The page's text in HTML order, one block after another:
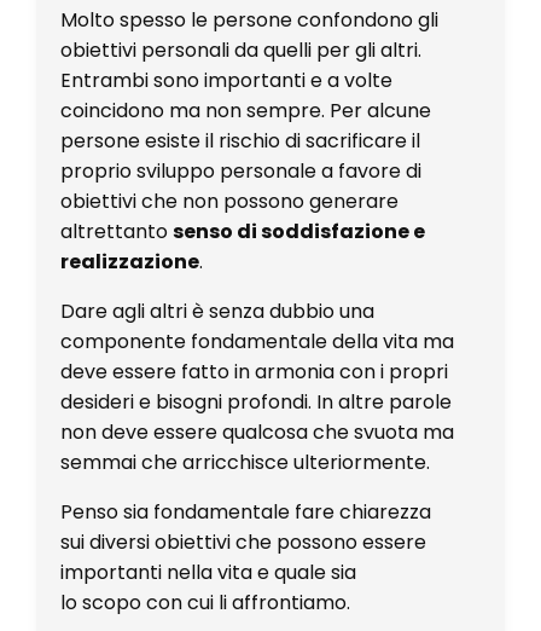
Molto spesso le persone confondono gli
obiettivi personali da quelli per gli altri.
Entrambi sono importanti e a volte
coincidono ma non sempre. Per alcune
persone esiste il rischio di sacrificare il
proprio sviluppo personale a favore di
obiettivi che non possono generare
altrettantosenso di soddisfazione e
realizzazione.
Dare agli altri è senza dubbio una
componente fondamentale della vita ma
deve essere fatto in armonia con i propri
desideri e bisogni profondi. In altre parole
non deve essere qualcosa che svuota ma
semmai che arricchisce ulteriormente.
Penso sia fondamentale fare chiarezza
suidiversi obiettivi che possono essere
importanti nella vita e quale sia
loscopocon cui li affrontiamo.